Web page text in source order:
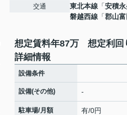
交通
東北本線 「安積
磐越西線 「郡山富
想定賃料年87万 想定利
詳細情報
設備条件
設備(その他) -
駐車場/月額 有/0円